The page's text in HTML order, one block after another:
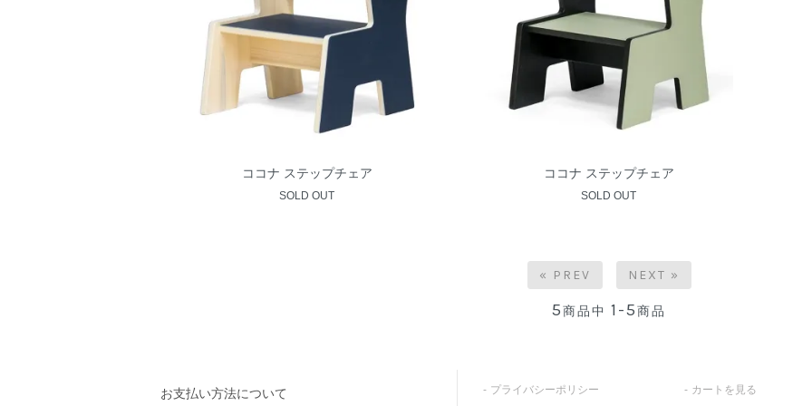
ココナ ステップチェア
SOLD OUT
ココナ ステップチェア
SOLD OUT
« PREV NEXT »
5商品中 1-5商品
お支払い方法について プライバシーポリシー カートを見る